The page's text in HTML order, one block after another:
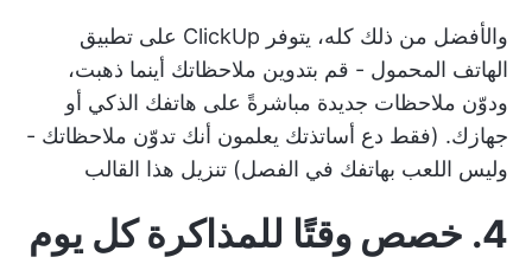
والأفضل من ذلك كله، يتوفر ClickUp على تطبيق
الهاتف المحمول - قم بتدوين ملاحظاتك أينما ذهبت،
ودوّن ملاحظات جديدة مباشرةً على هاتفك الذكي أو
جهازك. (فقط دع أساتذتك يعلمون أنك تدوّن ملاحظاتك -
وليس اللعب بهاتفك في الفصل) تنزيل هذا القالب
4. خصص وقتًا للمذاكرة كل يوم